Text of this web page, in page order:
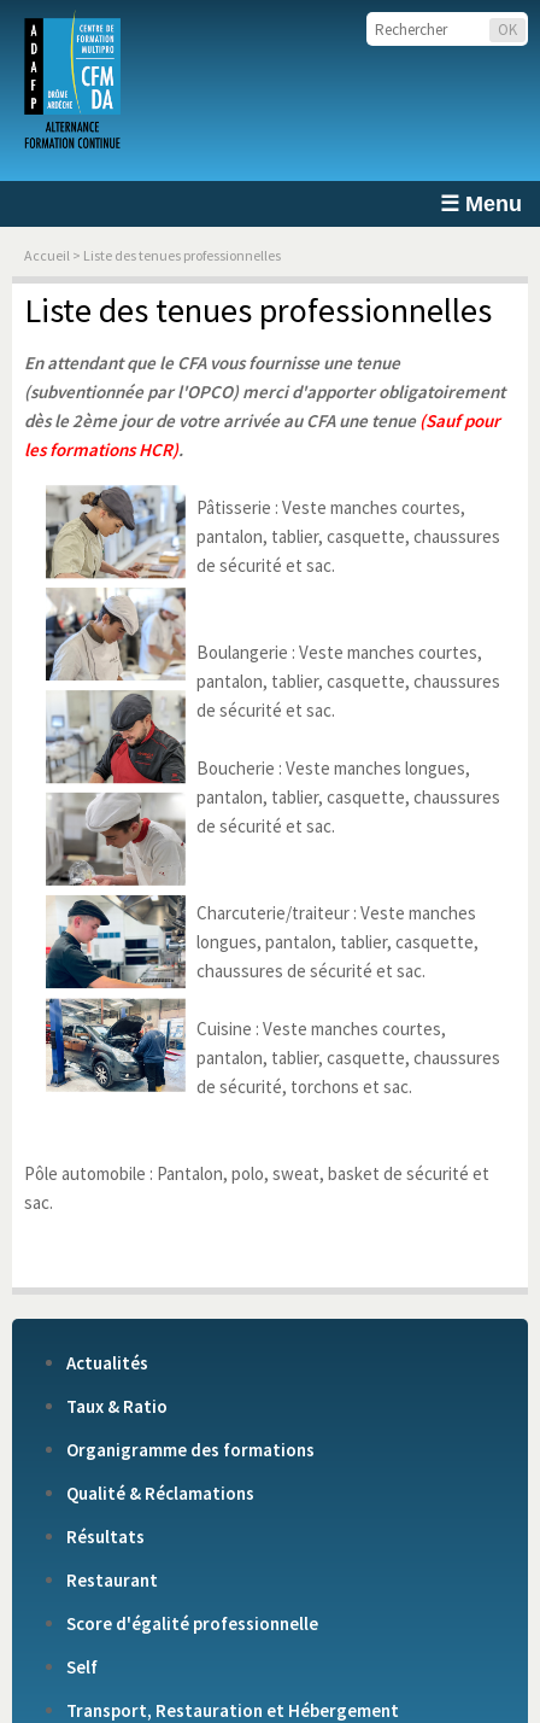
☰ Menu
Accueil > Liste des tenues professionnelles
Liste des tenues professionnelles
En attendant que le CFA vous fournisse une tenue
(subventionnée par l'OPCO) merci d'apporter obligatoirement
dès le 2ème jour de votre arrivée au CFA une tenue(Sauf pour
les formations HCR).
Pâtisserie : Veste manches courtes,
pantalon, tablier, casquette, chaussures
de sécurité et sac.
Boulangerie : Veste manches courtes,
pantalon, tablier, casquette, chaussures
de sécurité et sac.
Boucherie : Veste manches longues,
pantalon, tablier, casquette, chaussures
de sécurité et sac.
Charcuterie/traiteur : Veste manches
longues, pantalon, tablier, casquette,
chaussures de sécurité et sac.
Cuisine : Veste manches courtes,
pantalon, tablier, casquette, chaussures
de sécurité, torchons et sac.
Pôle automobile : Pantalon, polo, sweat, basket de sécurité et
sac.
Actualités
Taux & Ratio
Organigramme des formations
Qualité & Réclamations
Résultats
Restaurant
Score d'égalité professionnelle
Self
Transport, Restauration et Hébergement